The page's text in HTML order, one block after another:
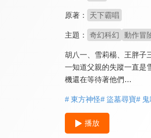
原著： 天下霸唱
主題： 奇幻科幻 動作冒
胡八一、雪莉楊、王胖子
一知道父親的失蹤一直是
機還在等待著他們…
# 東方神怪# 盜墓尋寶#
播放